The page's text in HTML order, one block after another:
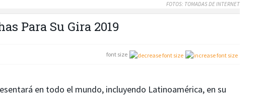
FOTOS: TOMADAS DE INTERNET
Para Su Gira 2019
font size
en todo el mundo, incluyendo Latinoamérica, en su